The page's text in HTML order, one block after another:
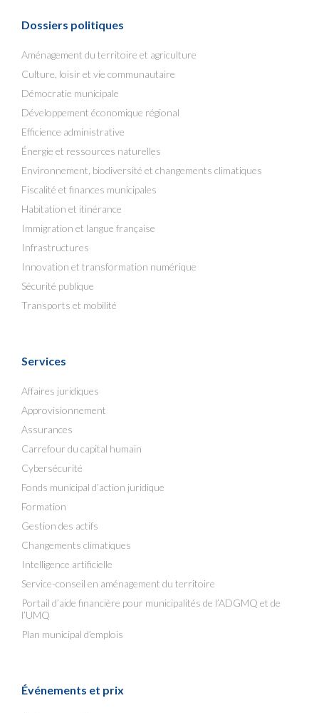
Dossiers politiques
Aménagement du territoire et agriculture
Culture, loisir et vie communautaire
Démocratie municipale
Développement économique régional
Efficience administrative
Énergie et ressources naturelles
Environnement, biodiversité et changements climatiques
Fiscalité et finances municipales
Habitation et itinérance
Immigration et langue française
Infrastructures
Innovation et transformation numérique
Sécurité publique
Transports et mobilité
Services
Affaires juridiques
Approvisionnement
Assurances
Carrefour du capital humain
Cybersécurité
Fonds municipal d’action juridique
Formation
Gestion des actifs
Changements climatiques
Intelligence artificielle
Service-conseil en aménagement du territoire
Portail d’aide financière pour municipalités de l’ADGMQ et de
l’UMQ
Plan municipal d’emplois
Événements et prix